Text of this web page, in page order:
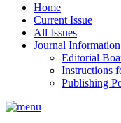
Home
Current Issue
All Issues
Journal Information
Editorial
Instructions
Publishing